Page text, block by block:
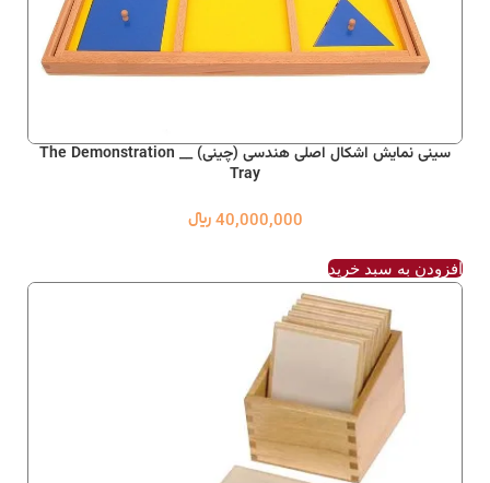
سینی نمایش اشکال اصلی هندسی (چینی) __ The Demonstration
Tray
40,000,000 ﷼
افزودن به سبد خرید